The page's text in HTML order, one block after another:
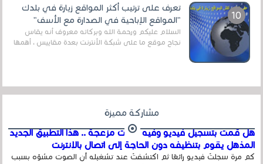
تعرف على ترتيب أكثر المواقع زيارة في بلدك
"المواقع الإباحية في الصدارة مع الأسف"
السلام عليكم ورحمة الله وبركاته معروف أنه يقاس
نجاح موقع ما على شبكة الأنترنت بعدة مقاييس ، أهمها
مشاركة مميزة
هل قمت بتسجيل فيديو وفيه أصوت مزعجة .. هذا التطبيق الجديد
المذهل يقوم بتنظيفه دون الحاجة إلى اتصال بالإنترنت
كم مرة سجلتَ فيديو رائعًا ثم اكتشفتَ عند تشغيله أن الصوت مشوّه بسبب